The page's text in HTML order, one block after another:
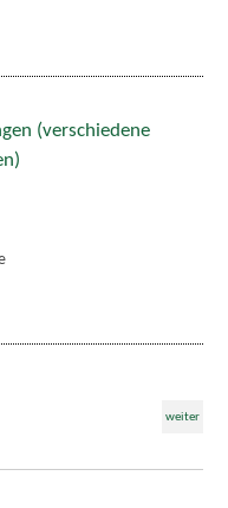
(verschiedene
weiter